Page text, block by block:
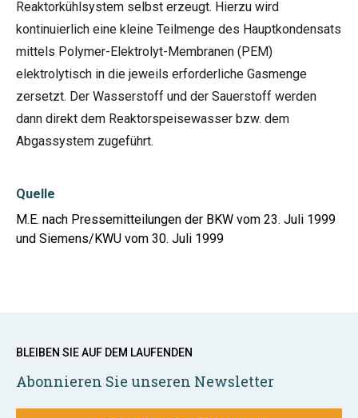
Reaktorkühlsystem selbst erzeugt. Hierzu wird
kontinuierlich eine kleine Teilmenge des Hauptkondensats
mittels Polymer-Elektrolyt-Membranen (PEM)
elektrolytisch in die jeweils erforderliche Gasmenge
zersetzt. Der Wasserstoff und der Sauerstoff werden
dann direkt dem Reaktorspeisewasser bzw. dem
Abgassystem zugeführt.
Quelle
M.E. nach Pressemitteilungen der BKW vom 23. Juli 1999
und Siemens/KWU vom 30. Juli 1999
BLEIBEN SIE AUF DEM LAUFENDEN
Abonnieren Sie unseren Newsletter